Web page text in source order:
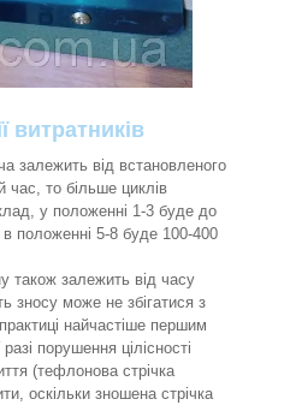
витратників
залежить від встановленого
то більше циклів
у положенні 1-3 буде до
положенні 5-8 буде 100-400
також залежить від часу
зносу може не збігатися з
найчастіше першим
порушення цілісності
(тефлонова стрічка
оскільки зношена стрічка